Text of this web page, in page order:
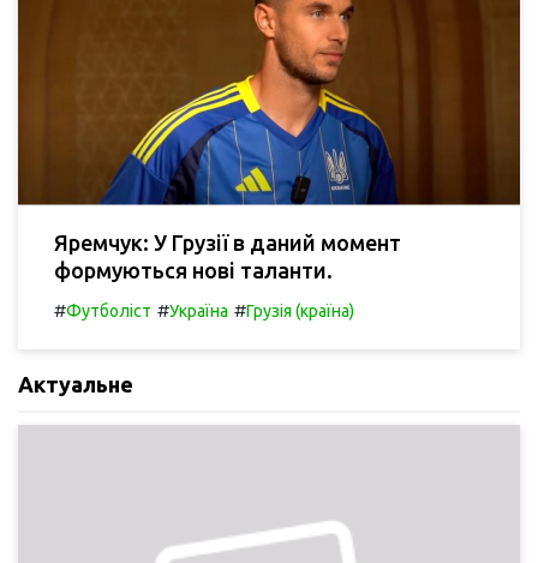
Яремчук: У Грузії в даний момент
формуються нові таланти.
#Футболіст #Україна #Грузія (країна)
Актуальне